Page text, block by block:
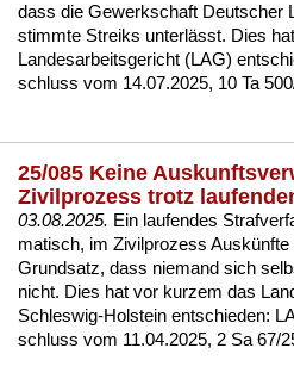
dass die Ge­werk­schaft Deut­scher
stimm­te Streiks un­terlässt. Dies
Lan­des­ar­beits­ge­richt (LAG)
schluss vom 14.07.2025, 10 Ta
25/085 Keine
Zivilprozess trotz
03.08.2025. Ein lau­fen­des
ma­tisch, im Zi­vil­pro­zess
Grund­satz, dass nie­mand sich
nicht. Dies hat vor kur­zem das
Schles­wig-Hol­stein ent­schie­den:
schluss vom 11.04.2025, 2 Sa 67/